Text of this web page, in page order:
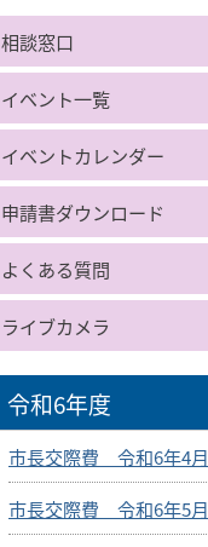
相談窓口
イベント一覧
イベントカレンダー
申請書ダウンロード
よくある質問
ライブカメラ
令和6年度
市長交際費 令和6年4月
市長交際費 令和6年5月